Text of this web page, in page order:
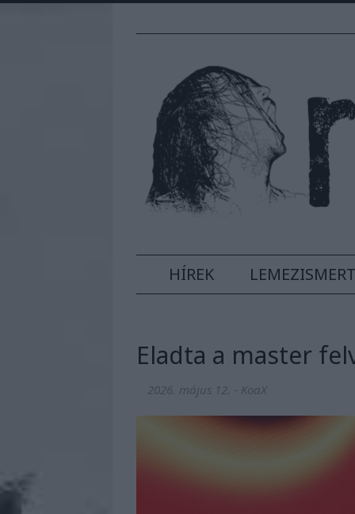
HÍREK
Eladta a master
2026. május 12. - KoaX